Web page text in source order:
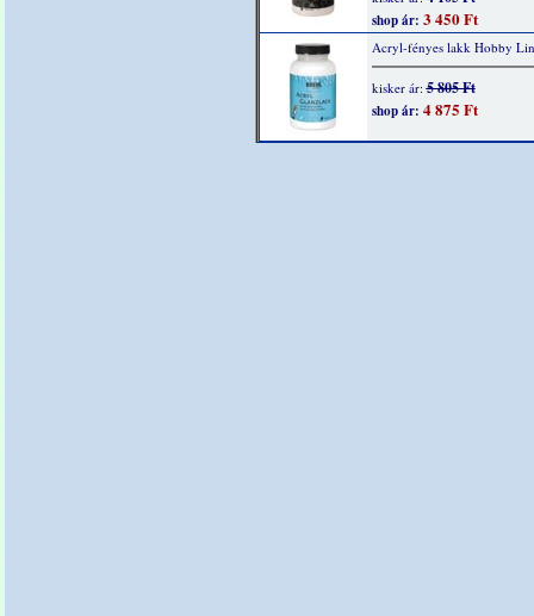
shop ár: 3 450 Ft
Acryl-fényes lakk Hobby
kisker ár:5 805 Ft
shop ár: 4 875 Ft